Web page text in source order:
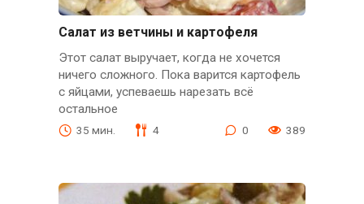
Салат из ветчины и картофеля
Этот салат выручает, когда не хочется
ничего сложного. Пока варится картофель
с яйцами, успеваешь нарезать всё
остальное
35 мин. 4 0 389